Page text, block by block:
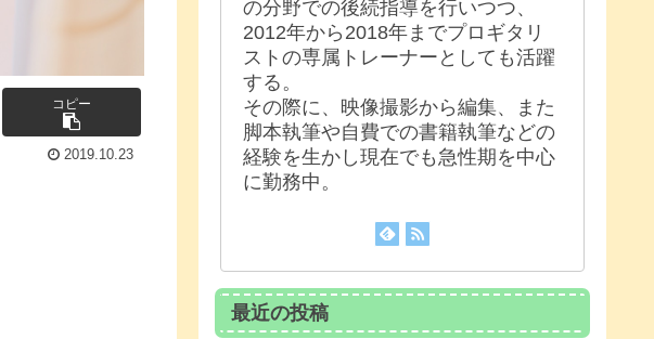
コピー
2019.10.23
の分野での後続指導を行いつつ、
2012年から2018年までプロギタリ
ストの専属トレーナーとしても活躍
する。
その際に、映像撮影から編集、また
脚本執筆や自費での書籍執筆などの
経験を生かし現在でも急性期を中心
に勤務中。
最近の投稿